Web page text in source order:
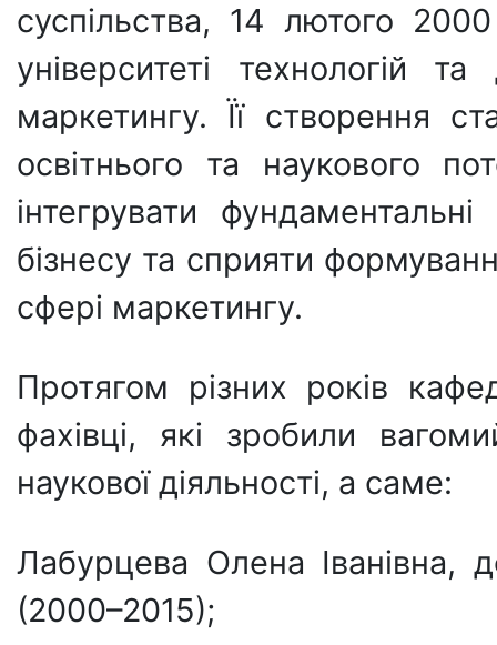
суспільства, 14 лютого
університеті технологій
маркетингу. Її створення
освітнього та наукового
інтегрувати
бізнесу та сприяти
сфері маркетингу.
Протягом різних років
фахівці, які зробили
наукової діяльності, а саме:
Лабурцева Олена Іванівна,
(2000–2015);